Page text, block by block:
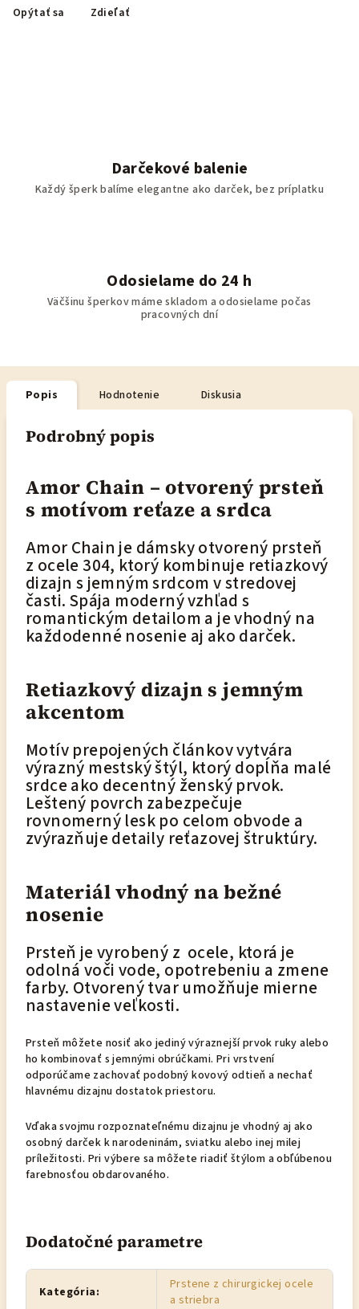
Opýtať sa Zdieľať
Darčekové balenie
Každý šperk balíme elegantne ako darček, bez príplatku
Odosielame do 24 h
Väčšinu šperkov máme skladom a odosielame počas
pracovných dní
Popis Hodnotenie Diskusia
Podrobný popis
Amor Chain – otvorený prsteň
s motívom reťaze a srdca
Amor Chain je dámsky otvorený prsteň
z ocele 304, ktorý kombinuje retiazkový
dizajn s jemným srdcom v stredovej
časti. Spája moderný vzhľad s
romantickým detailom a je vhodný na
každodenné nosenie aj ako darček.
Retiazkový dizajn s jemným
akcentom
Motív prepojených článkov vytvára
výrazný mestský štýl, ktorý dopĺňa malé
srdce ako decentný ženský prvok.
Leštený povrch zabezpečuje
rovnomerný lesk po celom obvode a
zvýrazňuje detaily reťazovej štruktúry.
Materiál vhodný na bežné
nosenie
Prsteň je vyrobený z ocele, ktorá je
odolná voči vode, opotrebeniu a zmene
farby. Otvorený tvar umožňuje mierne
nastavenie veľkosti.
Prsteň môžete nosiť ako jediný výraznejší prvok ruky alebo
ho kombinovať s jemnými obrúčkami. Pri vrstvení
odporúčame zachovať podobný kovový odtieň a nechať
hlavnému dizajnu dostatok priestoru.
Vďaka svojmu rozpoznateľnému dizajnu je vhodný aj ako
osobný darček k narodeninám, sviatku alebo inej milej
príležitosti. Pri výbere sa môžete riadiť štýlom a obľúbenou
farebnosťou obdarovaného.
Dodatočné parametre
Kategória:
Prstene z chirurgickej ocele
a striebra